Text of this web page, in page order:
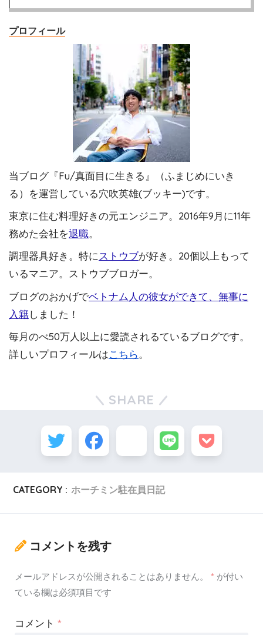
プロフィール
当ブログ『Fu/真面目に生きる』（ふまじめにいき
る）を運営している穴吹英雄(ブッキー)です。
東京に住む料理好きの元エンジニア。2016年9月に11年
務めた会社を退職。
調理器具好き。特にストウブが好き。20個以上もって
いるマニア。ストウブブロガー。
ブログのおかげでベトナム人の彼女ができて、無事に
入籍しました！
毎月のべ50万人以上に愛読されるているブログです。
詳しいプロフィールはこちら。
SHARE
CATEGORY : ホーチミン駐在員日記
コメントを残す
メールアドレスが公開されることはありません。 * が付い
ている欄は必須項目です
コメント*